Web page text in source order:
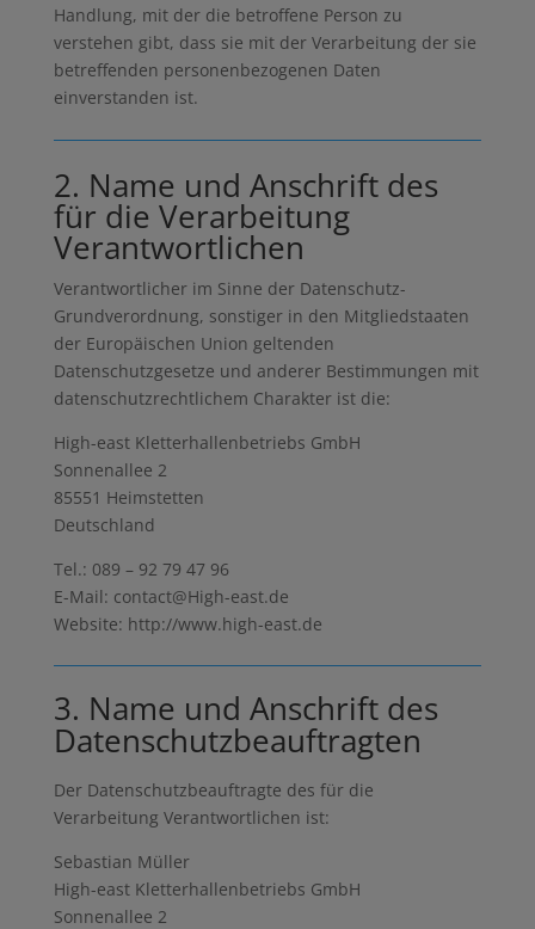
Handlung, mit der die betroffene Person zu
verstehen gibt, dass sie mit der Verarbeitung der sie
betreffenden personenbezogenen Daten
einverstanden ist.
2. Name und Anschrift des
für die Verarbeitung
Verantwortlichen
Verantwortlicher im Sinne der Datenschutz-
Grundverordnung, sonstiger in den Mitgliedstaaten
der Europäischen Union geltenden
Datenschutzgesetze und anderer Bestimmungen mit
datenschutzrechtlichem Charakter ist die:
High-east Kletterhallenbetriebs GmbH
Sonnenallee 2
85551 Heimstetten
Deutschland
Tel.: 089 – 92 79 47 96
E-Mail: contact@High-east.de
Website: http://www.high-east.de
3. Name und Anschrift des
Datenschutzbeauftragten
Der Datenschutzbeauftragte des für die
Verarbeitung Verantwortlichen ist:
Sebastian Müller
High-east Kletterhallenbetriebs GmbH
Sonnenallee 2